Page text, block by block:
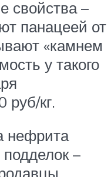
свойства –
панацеей от
«камнем
у такого
руб/кг.
нефрита
–